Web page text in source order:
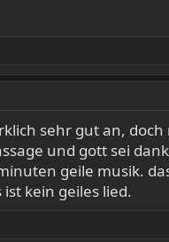
sehr gut an,
und gott sei
geile musik.
kein geiles lied.